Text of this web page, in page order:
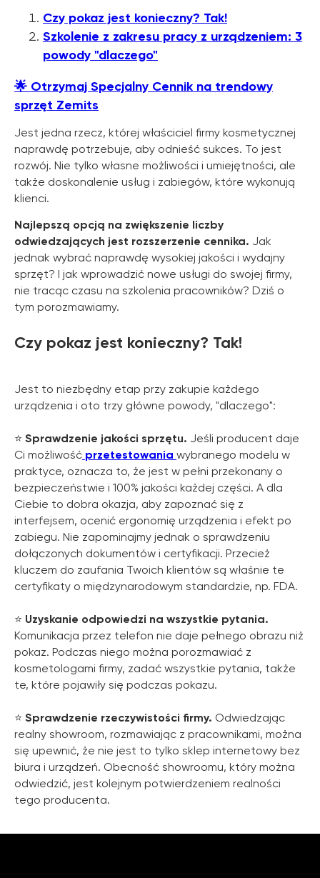
Czy pokaz jest konieczny? Tak!
Szkolenie z zakresu pracy z urządzeniem: 3
powody "dlaczego"
🌟 Otrzymaj Specjalny Cennik na trendowy
sprzęt Zemits
Jest jedna rzecz, której właściciel firmy kosmetycznej
naprawdę potrzebuje, aby odnieść sukces. To jest
rozwój. Nie tylko własne możliwości i umiejętności, ale
także doskonalenie usług i zabiegów, które wykonują
klienci.
Najlepszą opcją na zwiększenie liczby
odwiedzających jest rozszerzenie cennika. Jak
jednak wybrać naprawdę wysokiej jakości i wydajny
sprzęt? I jak wprowadzić nowe usługi do swojej firmy,
nie tracąc czasu na szkolenia pracowników? Dziś o
tym porozmawiamy.
Czy pokaz jest konieczny? Tak!
Jest to niezbędny etap przy zakupie każdego
urządzenia i oto trzy główne powody, "dlaczego":
⭐️ Sprawdzenie jakości sprzętu. Jeśli producent daje
Ci możliwość przetestowania wybranego modelu w
praktyce, oznacza to, że jest w pełni przekonany o
bezpieczeństwie i 100% jakości każdej części. A dla
Ciebie to dobra okazja, aby zapoznać się z
interfejsem, ocenić ergonomię urządzenia i efekt po
zabiegu. Nie zapominajmy jednak o sprawdzeniu
dołączonych dokumentów i certyfikacji. Przecież
kluczem do zaufania Twoich klientów są właśnie te
certyfikaty o międzynarodowym standardzie, np. FDA.
⭐️ Uzyskanie odpowiedzi na wszystkie pytania.
Komunikacja przez telefon nie daje pełnego obrazu niż
pokaz. Podczas niego można porozmawiać z
kosmetologami firmy, zadać wszystkie pytania, także
te, które pojawiły się podczas pokazu.
⭐️ Sprawdzenie rzeczywistości firmy. Odwiedzając
realny showroom, rozmawiając z pracownikami, można
się upewnić, że nie jest to tylko sklep internetowy bez
biura i urządzeń. Obecność showroomu, który można
odwiedzić, jest kolejnym potwierdzeniem realności
tego producenta.